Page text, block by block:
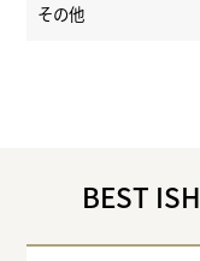
その他
BEST